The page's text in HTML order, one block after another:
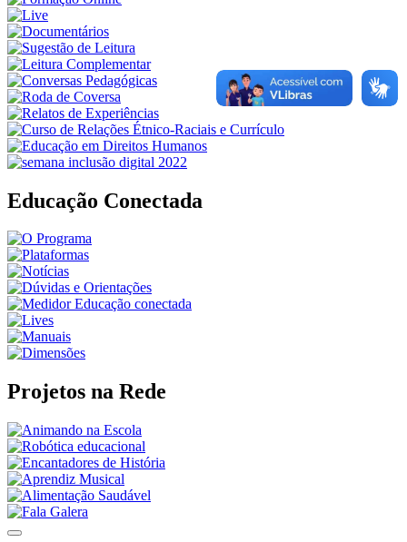
Educação Conectada
Projetos na Rede